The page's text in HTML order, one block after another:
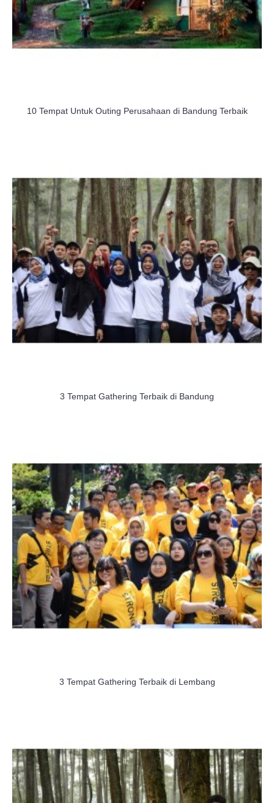
10 Tempat Untuk Outing Perusahaan di Bandung Terbaik
3 Tempat Gathering Terbaik di Bandung
3 Tempat Gathering Terbaik di Lembang